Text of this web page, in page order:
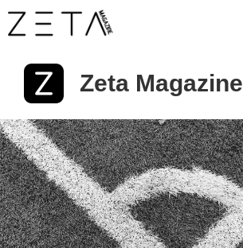
Saltar
al
contenido
Zeta Magazine